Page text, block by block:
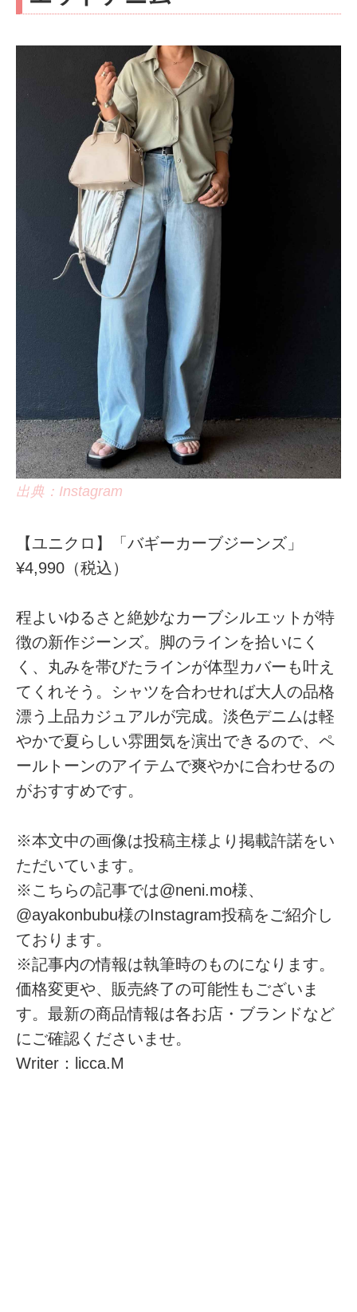
出典：Instagram
【ユニクロ】「バギーカーブジーンズ」
¥4,990（税込）
程よいゆるさと絶妙なカーブシルエットが特
徴の新作ジーンズ。脚のラインを拾いにく
く、丸みを帯びたラインが体型カバーも叶え
てくれそう。シャツを合わせれば大人の品格
漂う上品カジュアルが完成。淡色デニムは軽
やかで夏らしい雰囲気を演出できるので、ペ
ールトーンのアイテムで爽やかに合わせるの
がおすすめです。
※本文中の画像は投稿主様より掲載許諾をい
ただいています。
※こちらの記事では@neni.mo様、
@ayakonbubu様のInstagram投稿をご紹介し
ております。
※記事内の情報は執筆時のものになります。
価格変更や、販売終了の可能性もございま
す。最新の商品情報は各お店・ブランドなど
にご確認くださいませ。
Writer：licca.M